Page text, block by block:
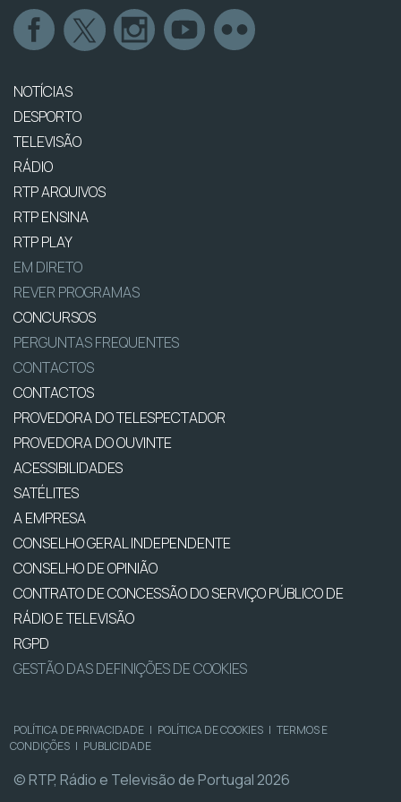
NOTÍCIAS
DESPORTO
TELEVISÃO
RÁDIO
RTP ARQUIVOS
RTP ENSINA
RTP PLAY
EM DIRETO
REVER PROGRAMAS
CONCURSOS
PERGUNTAS FREQUENTES
CONTACTOS
CONTACTOS
PROVEDORA DO TELESPECTADOR
PROVEDORA DO OUVINTE
ACESSIBILIDADES
SATÉLITES
A EMPRESA
CONSELHO GERAL INDEPENDENTE
CONSELHO DE OPINIÃO
CONTRATO DE CONCESSÃO DO SERVIÇO PÚBLICO DE
RÁDIO E TELEVISÃO
RGPD
GESTÃO DAS DEFINIÇÕES DE COOKIES
POLÍTICA DE PRIVACIDADE | POLÍTICA DE COOKIES | TERMOS E
CONDIÇÕES | PUBLICIDADE
© RTP, Rádio e Televisão de Portugal 2026